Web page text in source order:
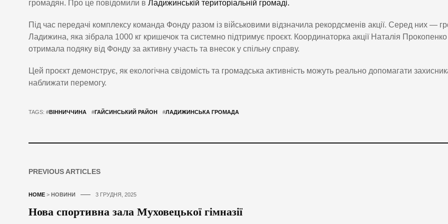
громадян. Про це повідомили в Ладижинській територіальній громаді.
Під час передачі комплексу команда Фонду разом із військовими відзначила рекордсменів акції. Серед них —
Ладижина, яка зібрала 1000 кг кришечок та системно підтримує проєкт. Координаторка акції Наталія Прокопенко
отримала подяку від Фонду за активну участь та внесок у спільну справу.
Цей проєкт демонструє, як екологічна свідомість та громадська активність можуть реально допомагати
наближати перемогу.
TAGS: #ВІННИЧЧИНА #ГАЙСИНСЬКИЙ РАЙОН #ЛАДИЖИНСЬКА ГРОМАДА
PREVIOUS ARTICLES
HOME > НОВИНИ 3 ГРУДНЯ, 2025
Нова спортивна зала Муховецької гімназії